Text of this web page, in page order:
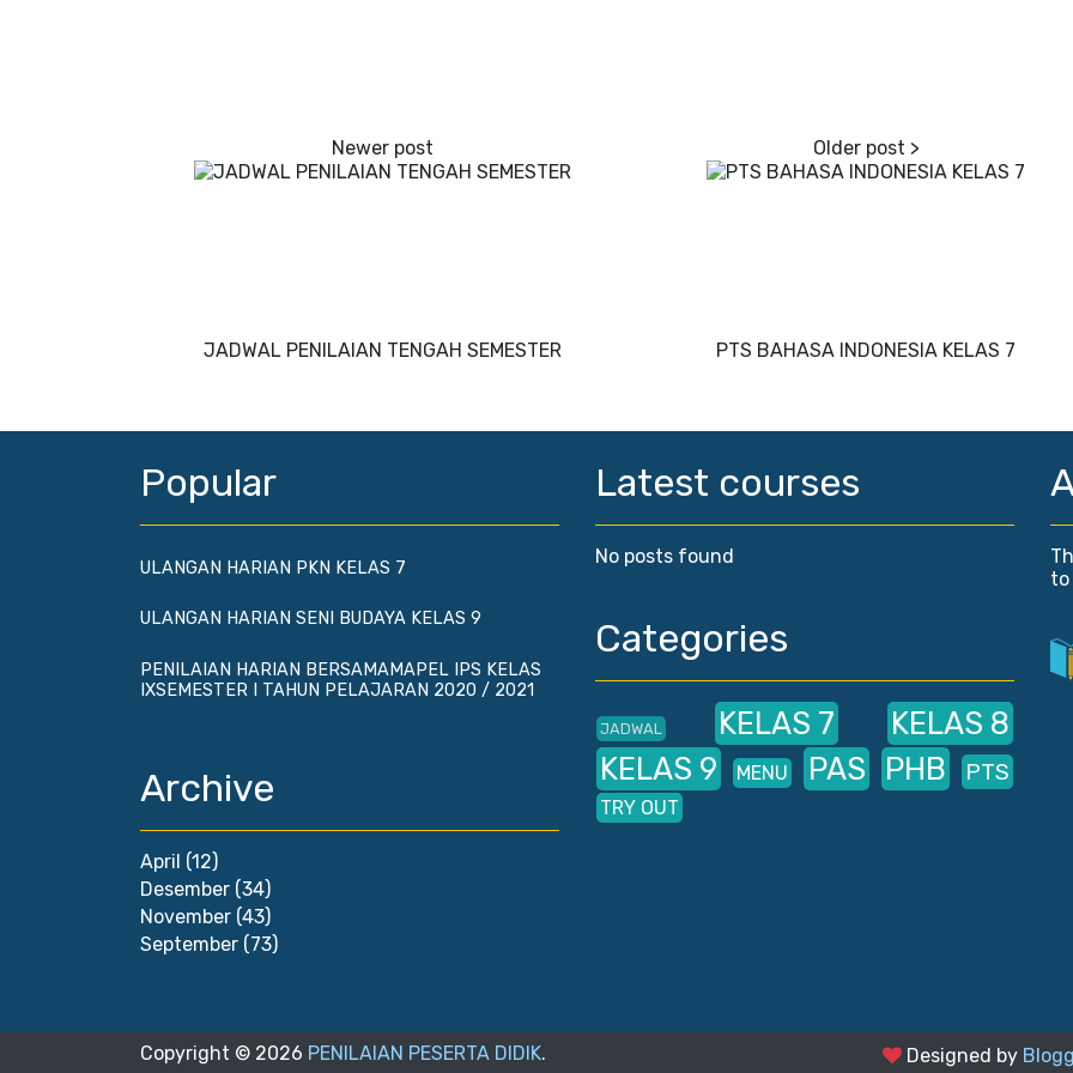
JADWAL PENILAIAN TENGAH SEMESTER PTS BAHASA INDONESIA KELAS 7
Popular
ULANGAN HARIAN PKN KELAS 7
ULANGAN HARIAN SENI BUDAYA KELAS 9
PENILAIAN HARIAN BERSAMAMAPEL IPS KELAS
IXSEMESTER I TAHUN PELAJARAN 2020 / 2021
Archive
April (12)
Desember (34)
November (43)
September (73)
Latest courses
No posts found
Categories
JADWAL KELAS 7
KELAS 8
KELAS 9
MENU PAS PHB PTS
TRY OUT
to
Copyright © 2026 PENILAIAN PESERTA DIDIK. Designed by